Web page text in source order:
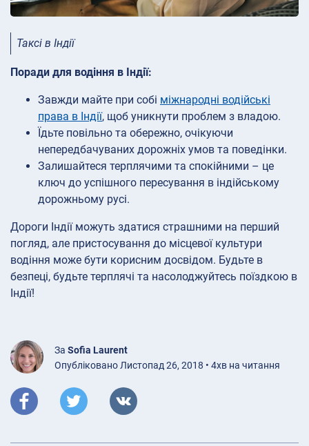
Таксі в Індії
Поради для водіння в Індії:
Завжди майте при собі міжнародні водійські
права в Індії, щоб уникнути проблем з владою.
Їдьте повільно та обережно, очікуючи
непередбачуваних дорожніх умов та поведінки.
Залишайтеся терплячими та спокійними – це
ключ до успішного пересування в індійському
дорожньому русі.
Дороги Індії можуть здатися страшними на перший
погляд, але пристосування до місцевої культури
водіння може бути корисним досвідом. Будьте в
безпеці, будьте терплячі та насолоджуйтесь поїздкою в
Індії!
За Sofia Laurent
Опубліковано Листопад 26, 2018 • 4хв на читання